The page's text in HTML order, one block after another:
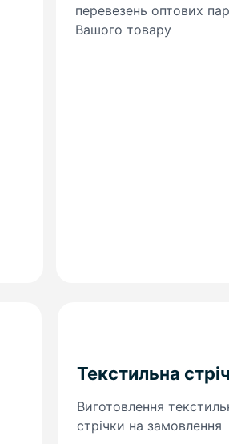
перевезень оптових
Вашого товару
Текстильна
Виготовлення
стрічки на замовлення